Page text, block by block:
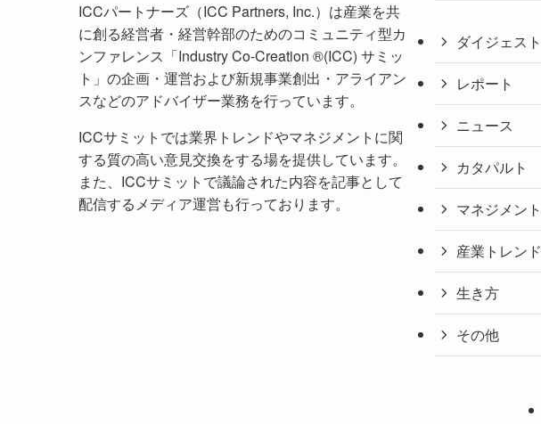
ICCパートナーズ（ICC Partners, Inc.）は産業を共
に創る経営者・経営幹部のためのコミュニティ型カ
ンファレンス「Industry Co-Creation ®(ICC) サミッ
ト」の企画・運営および新規事業創出・アライアン
スなどのアドバイザー業務を行っています。
ICCサミットでは業界トレンドやマネジメントに関
する質の高い意見交換をする場を提供しています。
また、ICCサミットで議論された内容を記事として
配信するメディア運営も行っております。
ダイジェスト
レポート
ニュース
カタパルト
マネジメント
産業トレンド
生き方
その他